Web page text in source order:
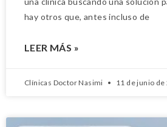
hay otros que, antes incluso de
LEER MÁS »
Clínicas Doctor Nasimi 11 de junio de